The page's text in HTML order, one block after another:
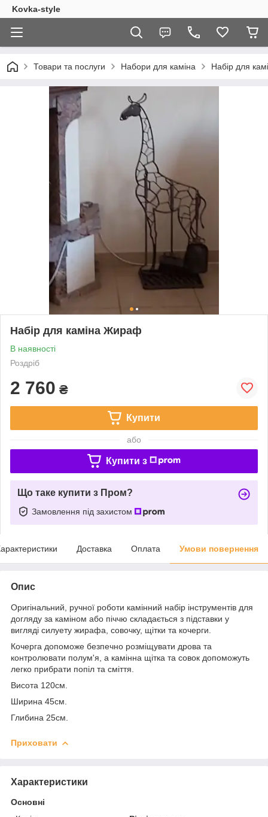
Kovka-style
Товари та послуги Набори для каміна Набір для
Набір для каміна Жираф
В наявності
Роздріб
2 760 ₴
Купити
або
Купити з
Що таке купити з Пром?
Замовлення під захистом
Доставка Оплата Умови повернення
Опис
Оригінальний, ручної роботи камінний набір інструментів для
догляду за каміном або піччю складається з підставки у
вигляді силуету жирафа, совочку, щітки та кочерги.
Кочерга допоможе безпечно розміщувати дрова та
контролювати полум'я, а камінна щітка та совок допоможуть
легко прибрати попіл та сміття.
Висота 120см.
Ширина 45см.
Глибина 25см.
Приховати
Характеристики
Основні